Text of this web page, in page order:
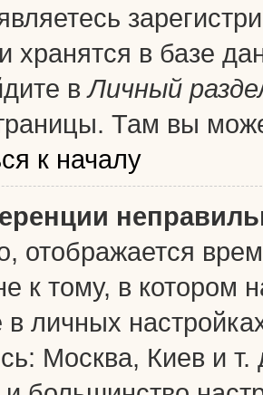
хранятся в базе
вЛичный
Там вы
к началу
отображается
к тому, в котором
в личных
Москва, Киев и